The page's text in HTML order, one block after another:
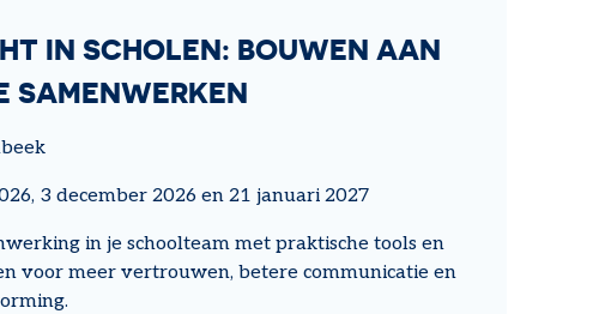
IN SCHOLEN: BOUWEN AAN
SAMENWERKEN
3 december 2026 en 21 januari 2027
in je schoolteam met praktische tools en
voor meer vertrouwen, betere communicatie en